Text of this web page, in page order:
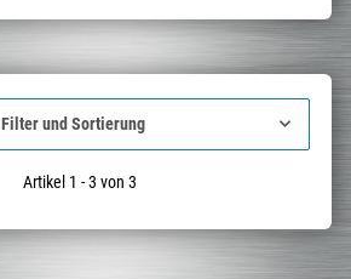
Filter und Sortierung
Artikel 1 - 3 von 3